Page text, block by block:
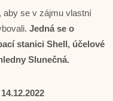
aby se v zájmu vlastní
Jedná se o
stanici Shell, účelové
Slunečná.